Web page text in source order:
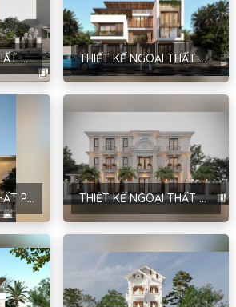
THIẾT KẾ NGOẠI THẤT BIỆT THỰ SÂN VƯỜN PHONG CÁCH NEOCLASSIC TẠI MÊ LINH – ANH HÙNG THIẾT KẾ NGOẠI THẤT BIỆT THỰ PHONG CÁCH HIỆN ĐẠI TẠI PHÚ CÁT – ANH DIÊN
THIẾT KẾ NGOẠI THẤT PHÙNG XÁ BUILDING PHONG CÁCH TÂN CỔ ĐIỂN TẠI THẠCH THẤT – HÀ NỘI THIẾT KẾ NGOẠI THẤT BIỆT THỰ PHONG CÁCH NEO CLASSIC TẠI VĂN GIANG – HƯNG YÊN – ANH PHÚC